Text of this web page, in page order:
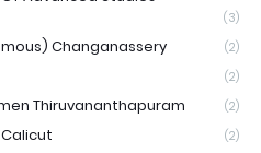
(3)
Changanassery (2)
(2)
Thiruvananthapuram (2)
(2)